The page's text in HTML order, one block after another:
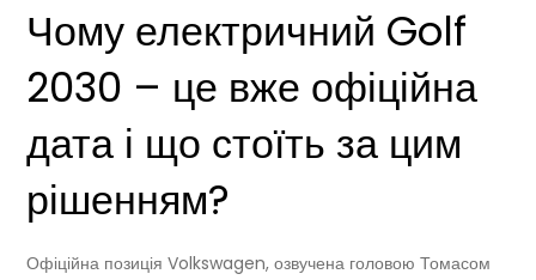
Чому електричний Golf
2030 – це вже офіційна
дата і що стоїть за цим
рішенням?
Офіційна позиція Volkswagen, озвучена головою Томасом